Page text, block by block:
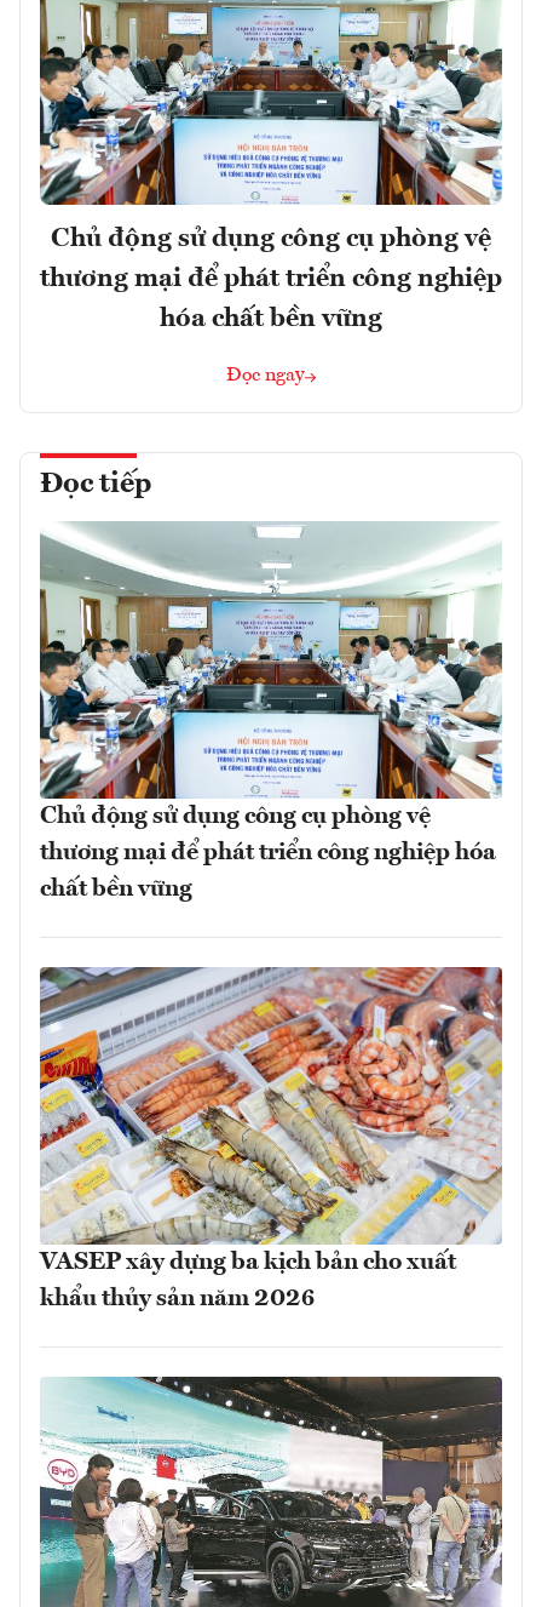
Chủ động sử dụng công cụ phòng vệ
thương mại để phát triển công nghiệp
hóa chất bền vững
Đọc ngay
Đọc tiếp
Chủ động sử dụng công cụ phòng vệ
thương mại để phát triển công nghiệp hóa
chất bền vững
VASEP xây dựng ba kịch bản cho xuất
khẩu thủy sản năm 2026